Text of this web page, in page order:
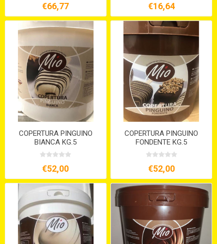
€66,77 €16,64
COPERTURA PINGUINO
BIANCA KG.5
€52,00
COPERTURA PINGUINO
FONDENTE KG.5
€52,00